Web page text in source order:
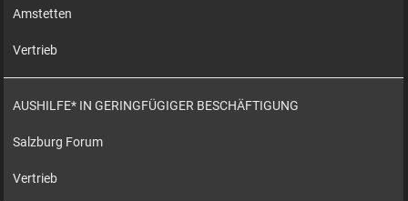
Amstetten
Vertrieb
AUSHILFE* IN GERINGFÜGIGER BESCHÄFTIGUNG
Salzburg Forum
Vertrieb